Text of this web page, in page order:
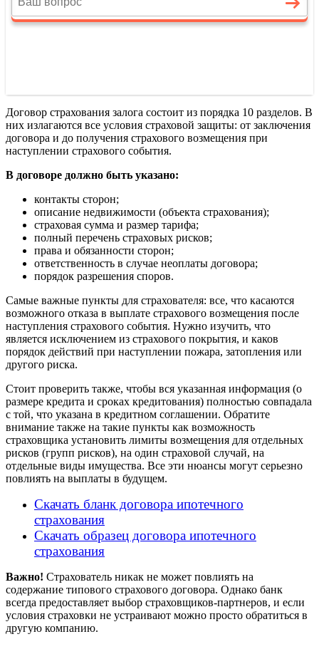
Договор страхования залога состоит из порядка 10 разделов. В
них излагаются все условия страховой защиты: от заключения
договора и до получения страхового возмещения при
наступлении страхового события.
В договоре должно быть указано:
контакты сторон;
описание недвижимости (объекта страхования);
страховая сумма и размер тарифа;
полный перечень страховых рисков;
права и обязанности сторон;
ответственность в случае неоплаты договора;
порядок разрешения споров.
Самые важные пункты для страхователя: все, что касаются
возможного отказа в выплате страхового возмещения после
наступления страхового события. Нужно изучить, что
является исключением из страхового покрытия, и каков
порядок действий при наступлении пожара, затопления или
другого риска.
Стоит проверить также, чтобы вся указанная информация (о
размере кредита и сроках кредитования) полностью совпадала
с той, что указана в кредитном соглашении. Обратите
внимание также на такие пункты как возможность
страховщика установить лимиты возмещения для отдельных
рисков (групп рисков), на один страховой случай, на
отдельные виды имущества. Все эти нюансы могут серьезно
повлиять на выплаты в будущем.
Скачать бланк договора ипотечного
страхования
Скачать образец договора ипотечного
страхования
Важно! Страхователь никак не может повлиять на
содержание типового страхового договора. Однако банк
всегда предоставляет выбор страховщиков-партнеров, и если
условия страховки не устраивают можно просто обратиться в
другую компанию.